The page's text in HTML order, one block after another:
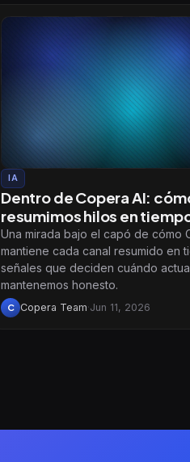
IA
Dentro de Copera AI:
resumimos hilos en
Una mirada bajo el capó de cómo
mantiene cada canal resumido en
señales que deciden cuándo
mantenemos honesto.
C Copera Team·Jun 11, 2026